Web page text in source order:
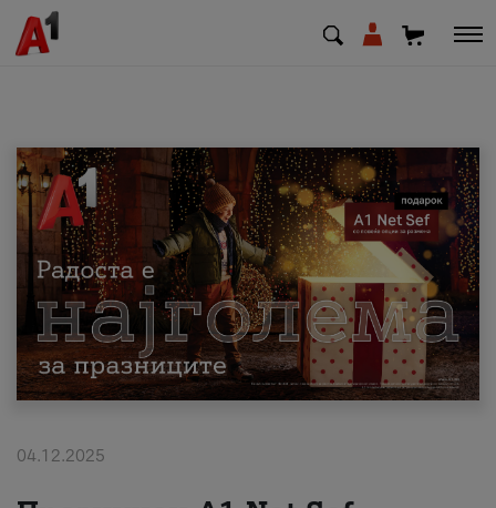
МК EN SQ
Приватни Деловни
Поддршка
Надополни кредит
04.12.2025